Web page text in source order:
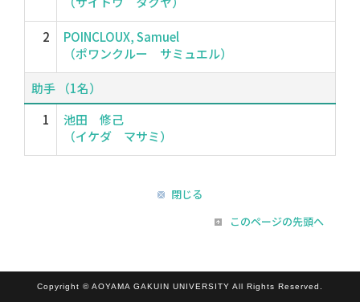
2
POINCLOUX, Samuel
（ポワンクルー サミュエル）
助手 （1名）
1
池田 修己
（イケダ マサミ）
閉じる
このページの先頭へ
Copyright © AOYAMA GAKUIN UNIVERSITY All Rights Reserved.